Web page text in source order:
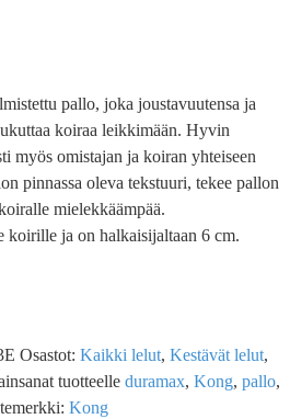
pallo, joka joustavuutensa ja
koiraa leikkimään. Hyvin
myös omistajan ja koiran yhteiseen
pinnassa oleva tekstuuri, tekee pallon
mielekkäämpää.
ja on halkaisijaltaan 6 cm.
Osastot: Kaikki lelut, Kestävät lelut,
tuotteelle duramax, Kong, pallo,
Kong